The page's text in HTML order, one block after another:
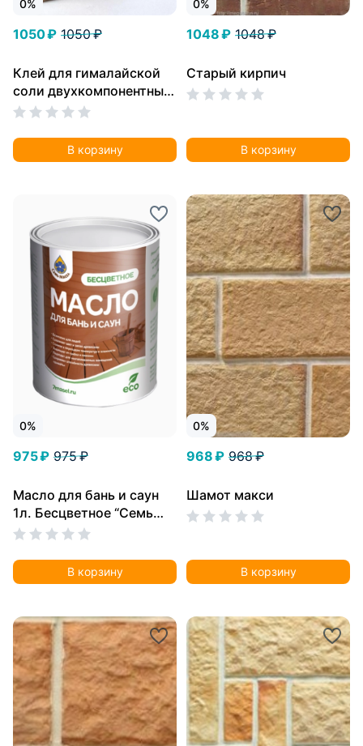
0%
1050 ₽ 1050 ₽
Клей для гималайской
соли двухкомпонентный
1 кг
В корзину
0%
1048 ₽ 1048 ₽
Старый кирпич
В корзину
0%
975 ₽ 975 ₽
Масло для бань и саун
1л. Бесцветное “Семь
масел”
В корзину
0%
968 ₽ 968 ₽
Шамот макси
В корзину